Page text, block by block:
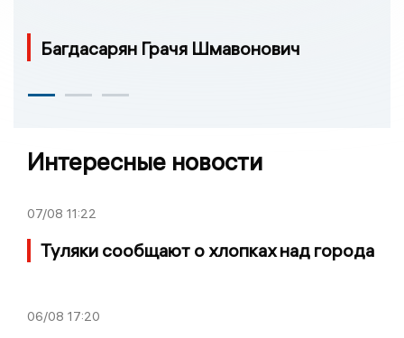
Багдасарян Грачя Шмавонович
Интересные новости
07/08 11:22
Туляки сообщают о хлопках над города
06/08 17:20